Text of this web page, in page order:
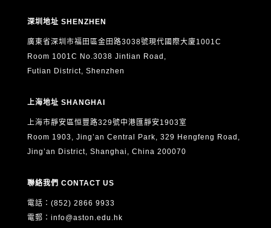
深圳地址 SHENZHEN
廣東省深圳市福田區金田路3038號現代國際大廈1001C
Room 1001C No.3038 Jintian Road,
Futian District, Shenzhen
上海地址 SHANGHAI
上海市靜安區恒豐路329號中港匯靜安1903室
Room 1903, Jing’an Central Park, 329 Hengfeng Road,
Jing’an District, Shanghai, China 200070
聯絡我們 CONTACT US
電話：(852) 2866 9933
電郵： info@aston.edu.hk